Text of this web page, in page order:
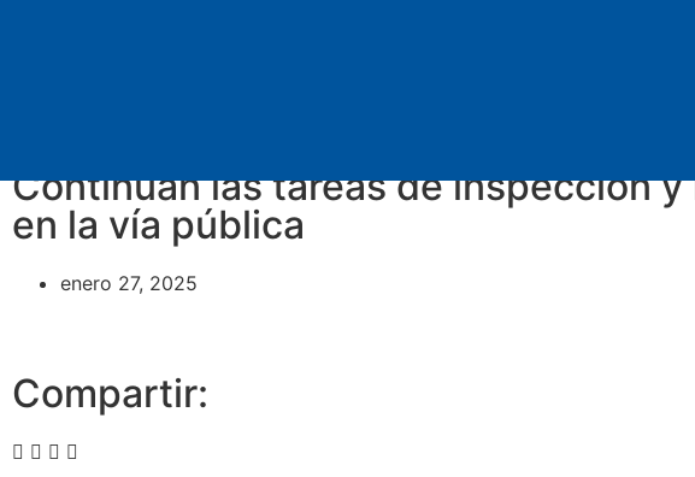
Continúan las tareas de inspección
en la vía pública
enero 27, 2025
Compartir: